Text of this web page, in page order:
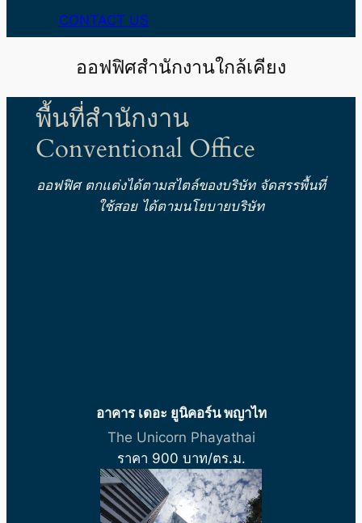
CONTACT US
ออฟฟิศสำนักงานใกล้เคียง
พื้นที่สำนักงาน
Conventional Office
ออฟฟิศ ตกแต่งได้ตามสไตล์ของบริษัท จัดสรรพื้นที่
ใช้สอย ได้ตามนโยบายบริษัท
อาคาร เดอะ ยูนิคอร์น พญาไท
The Unicorn Phayathai
ราคา 900 บาท/ตร.ม.